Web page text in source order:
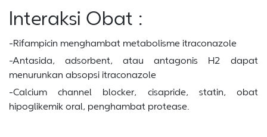
Interaksi Obat :
-Rifampicin menghambat metabolisme itraconazole
-Antasida, adsorbent, atau antagonis H2 dapat
menurunkan absopsi itraconazole
-Calcium channel blocker, cisapride, statin, obat
hipoglikemik oral, penghambat protease.